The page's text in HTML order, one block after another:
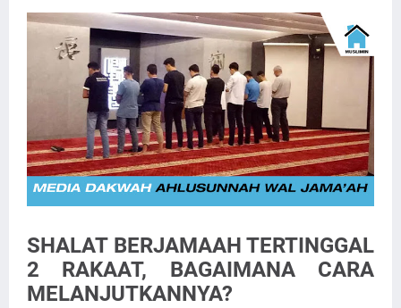
SHALAT BERJAMAAH TERTINGGAL
2 RAKAAT, BAGAIMANA CARA
MELANJUTKANNYA?